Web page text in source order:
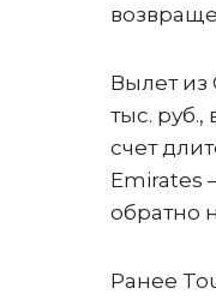
Вылет из
тыс. руб.,
счет
Emirates
обратно
Ранее